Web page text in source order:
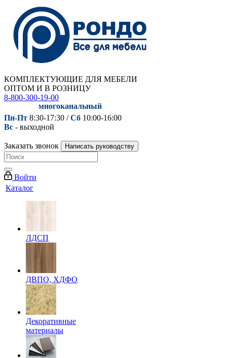
КОМПЛЕКТУЮЩИЕ ДЛЯ МЕБЕЛИ
ОПТОМ И В РОЗНИЦУ
8-800-300-19-00
многоканальный
Пн-Пт 8:30-17:30 /Сб 10:00-16:00
Вс - выходной
Заказать звонок Написать руководству
Войти
Каталог
ЛДСП
ДВПО, ХДФО
Декоративные
материалы